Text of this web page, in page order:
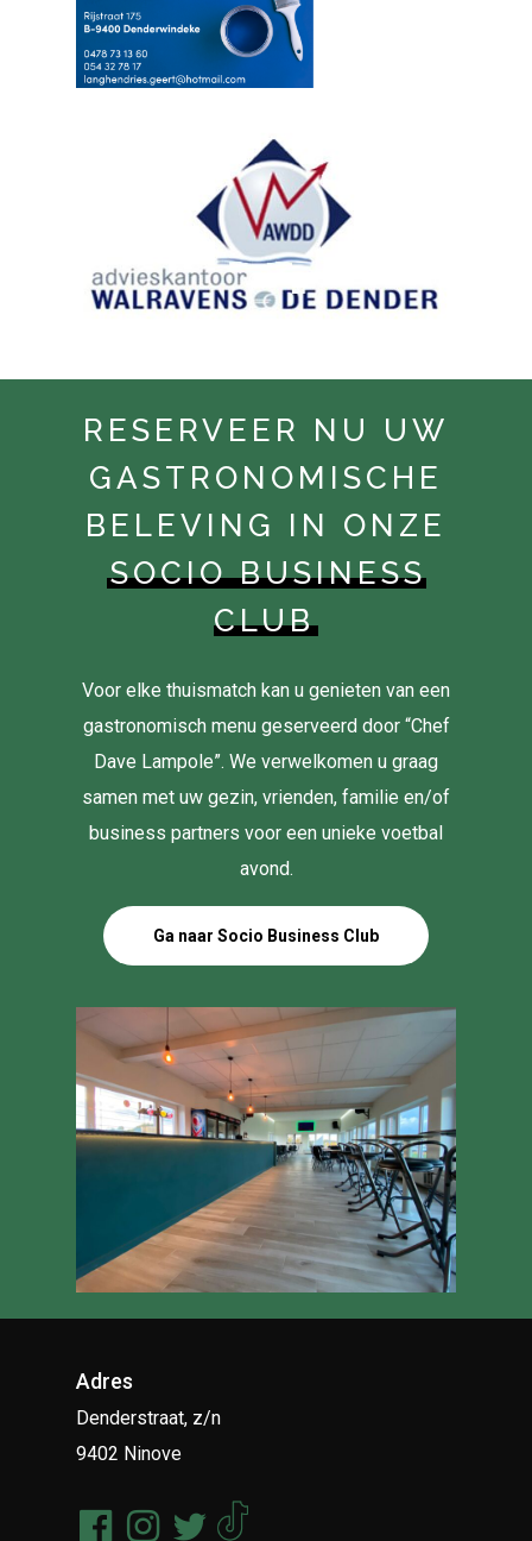
RESERVEER NU UW
GASTRONOMISCHE
BELEVING IN ONZE
SOCIO BUSINESS
CLUB
Voor elke thuismatch kan u genieten van een
gastronomisch menu geserveerd door “Chef
Dave Lampole”. We verwelkomen u graag
samen met uw gezin, vrienden, familie en/of
business partners voor een unieke voetbal
avond.
Ga naar Socio Business Club
Adres
Denderstraat, z/n
9402 Ninove